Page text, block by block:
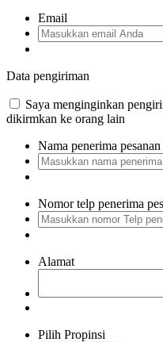
Email
Data pengiriman
Saya menginginkan
dikirmkan ke orang lain
Nama penerima pesanan
Nomor telp penerima
Alamat
Pilih Propinsi